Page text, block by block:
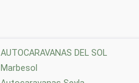
AUTOCARAVANAS DEL SOL
Marbesol